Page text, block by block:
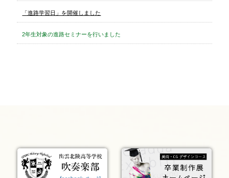
「進路学習日」を開催しました
2年生対象の進路セミナーを行いました